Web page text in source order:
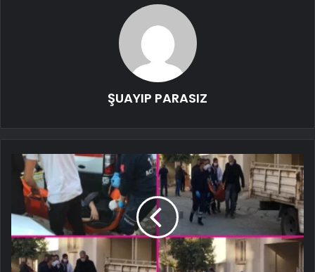
ŞUAYIP PARASIZ